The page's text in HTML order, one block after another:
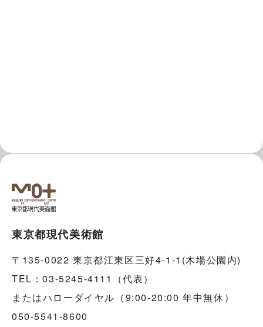
東京都現代美術館
〒135-0022 東京都江東区三好4-1-1(木場公園内)
TEL：03-5245-4111（代表）
またはハローダイヤル（9:00-20:00 年中無休）
050-5541-8600